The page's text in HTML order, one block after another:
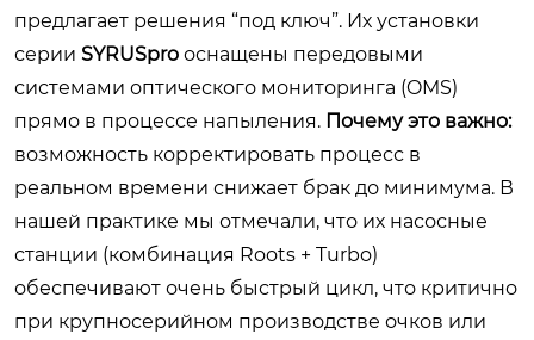
предлагает решения “под ключ”. Их установки
серии SYRUSpro оснащены передовыми
системами оптического мониторинга (OMS)
прямо в процессе напыления. Почему это важно:
возможность корректировать процесс в
реальном времени снижает брак до минимума. В
нашей практике мы отмечали, что их насосные
станции (комбинация Roots + Turbo)
обеспечивают очень быстрый цикл, что критично
при крупносерийном производстве очков или